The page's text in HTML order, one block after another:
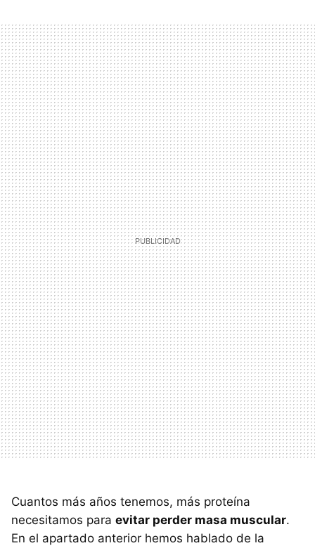
Cuantos más años tenemos, más proteína
necesitamos para evitar perder masa muscular.
En el apartado anterior hemos hablado de la